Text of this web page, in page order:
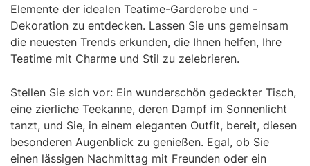
Elemente der idealen Teatime-Garderobe und -
Dekoration zu entdecken. Lassen Sie uns gemeinsam
die neuesten Trends erkunden, die Ihnen helfen, Ihre
Teatime mit Charme und Stil zu zelebrieren.
Stellen Sie sich vor: Ein wunderschön gedeckter Tisch,
eine zierliche Teekanne, deren Dampf im Sonnenlicht
tanzt, und Sie, in einem eleganten Outfit, bereit, diesen
besonderen Augenblick zu genießen. Egal, ob Sie
einen lässigen Nachmittag mit Freunden oder ein